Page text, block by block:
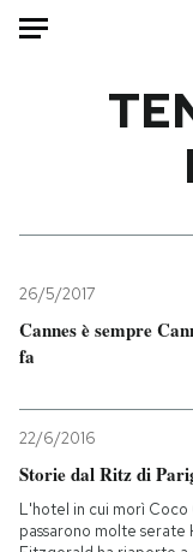
Mondo
Tecnologia
Internet
Cultura
Economia
Sport
26/5/2017
Cannes è sempre
fa
22/6/2016
Storie dal Ritz di
L'hotel in cui morì Coco
passarono molte serate